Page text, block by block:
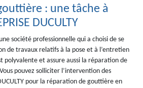
: une tâche à
DUCULTY
une société professionnelle qui a choisi de se
de travaux relatifs à la pose et à l’entretien
polyvalente et assure aussi la réparation de
pouvez solliciter l’intervention des
pour la réparation de gouttière en